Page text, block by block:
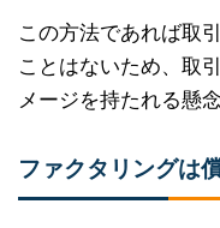
この方法であれば取
ことはないため、取
メージを持たれる懸
ファクタリングは